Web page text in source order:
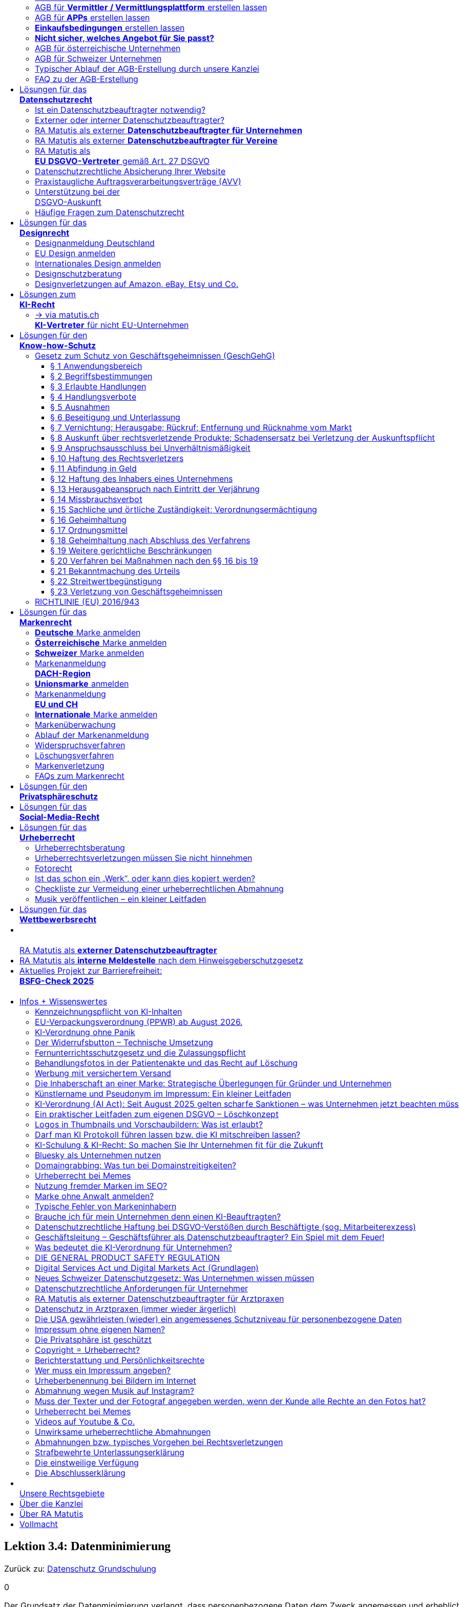
AGB für Vermittler / Vermittlungsplattform erstellen lassen
AGB für APPs erstellen lassen
Einkaufsbedingungen erstellen lassen
Nicht sicher, welches Angebot für Sie passt?
AGB für österreichische Unternehmen
AGB für Schweizer Unternehmen
Typischer Ablauf der AGB-Erstellung durch unsere Kanzlei
FAQ zu der AGB-Erstellung
Lösungen für das
Datenschutzrecht
Ist ein Datenschutzbeauftragter notwendig?
Externer oder interner Datenschutzbeauftragter?
RA Matutis als externer Datenschutzbeauftragter für Unternehmen
RA Matutis als externer Datenschutzbeauftragter für Vereine
RA Matutis als
EU DSGVO-Vertreter gemäß Art. 27 DSGVO
Datenschutzrechtliche Absicherung Ihrer Website
Praxistaugliche Auftragsverarbeitungsverträge (AVV)
Unterstützung bei der
DSGVO-Auskunft
Häufige Fragen zum Datenschutzrecht
Lösungen für das
Designrecht
Designanmeldung Deutschland
EU Design anmelden
Internationales Design anmelden
Designschutzberatung
Designverletzungen auf Amazon, eBay, Etsy und Co.
Lösungen zum
KI-Recht
-> via matutis.ch
KI-Vertreter für nicht EU-Unternehmen
Lösungen für den
Know-how-Schutz
Gesetz zum Schutz von Geschäftsgeheimnissen (GeschGehG)
§ 1 Anwendungsbereich
§ 2 Begriffsbestimmungen
§ 3 Erlaubte Handlungen
§ 4 Handlungsverbote
§ 5 Ausnahmen
§ 6 Beseitigung und Unterlassung
§ 7 Vernichtung; Herausgabe; Rückruf; Entfernung und Rücknahme vom Markt
§ 8 Auskunft über rechtsverletzende Produkte; Schadensersatz bei Verletzung der Auskunftspflicht
§ 9 Anspruchsausschluss bei Unverhältnismäßigkeit
§ 10 Haftung des Rechtsverletzers
§ 11 Abfindung in Geld
§ 12 Haftung des Inhabers eines Unternehmens
§ 13 Herausgabeanspruch nach Eintritt der Verjährung
§ 14 Missbrauchsverbot
§ 15 Sachliche und örtliche Zuständigkeit; Verordnungsermächtigung
§ 16 Geheimhaltung
§ 17 Ordnungsmittel
§ 18 Geheimhaltung nach Abschluss des Verfahrens
§ 19 Weitere gerichtliche Beschränkungen
§ 20 Verfahren bei Maßnahmen nach den §§ 16 bis 19
§ 21 Bekanntmachung des Urteils
§ 22 Streitwertbegünstigung
§ 23 Verletzung von Geschäftsgeheimnissen
RICHTLINIE (EU) 2016/943
Lösungen für das
Markenrecht
Deutsche Marke anmelden
Österreichische Marke anmelden
Schweizer Marke anmelden
Markenanmeldung
DACH-Region
Unionsmarke anmelden
Markenanmeldung
EU und CH
Internationale Marke anmelden
Markenüberwachung
Ablauf der Markenanmeldung
Widerspruchsverfahren
Löschungsverfahren
Markenverletzung
FAQs zum Markenrecht
Lösungen für den
Privatsphäreschutz
Lösungen für das
Social-Media-Recht
Lösungen für das
Urheberrecht
Urheberrechtsberatung
Urheberrechtsverletzungen müssen Sie nicht hinnehmen
Fotorecht
Ist das schon ein „Werk“, oder kann dies kopiert werden?
Checkliste zur Vermeidung einer urheberrechtlichen Abmahnung
Musik veröffentlichen – ein kleiner Leitfaden
Lösungen für das
Wettbewerbsrecht
RA Matutis als externer Datenschutzbeauftragter
RA Matutis als interne Meldestelle nach dem Hinweisgeberschutzgesetz
Aktuelles Projekt zur Barrierefreiheit:
BSFG-Check 2025
Infos + Wissenswertes
Kennzeichnungspflicht von KI-Inhalten
EU-Verpackungsverordnung (PPWR) ab August 2026.
KI-Verordnung ohne Panik
Der Widerrufsbutton – Technische Umsetzung
Fernunterrichtsschutzgesetz und die Zulassungspflicht
Behandlungsfotos in der Patientenakte und das Recht auf Löschung
Werbung mit versichertem Versand
Die Inhaberschaft an einer Marke: Strategische Überlegungen für Gründer und Unternehmen
Künstlername und Pseudonym im Impressum: Ein kleiner Leitfaden
KI-Verordnung (AI Act): Seit August 2025 gelten scharfe Sanktionen – was Unternehmen jetzt beachten
Ein praktischer Leitfaden zum eigenen DSGVO – Löschkonzept
Logos in Thumbnails und Vorschaubildern: Was ist erlaubt?
Darf man KI Protokoll führen lassen bzw. die KI mitschreiben lassen?
KI-Schulung & KI-Recht: So machen Sie Ihr Unternehmen fit für die Zukunft
Bluesky als Unternehmen nutzen
Domaingrabbing: Was tun bei Domainstreitigkeiten?
Urheberrecht bei Memes
Nutzung fremder Marken im SEO?
Marke ohne Anwalt anmelden?
Typische Fehler von Markeninhabern
Brauche ich für mein Unternehmen denn einen KI-Beauftragten?
Datenschutzrechtliche Haftung bei DSGVO-Verstößen durch Beschäftigte (sog. Mitarbeiterexzess)
Geschäftsleitung – Geschäftsführer als Datenschutzbeauftragter? Ein Spiel mit dem Feuer!
Was bedeutet die KI-Verordnung für Unternehmen?
DIE GENERAL PRODUCT SAFETY REGULATION
Digital Services Act und Digital Markets Act (Grundlagen)
Neues Schweizer Datenschutzgesetz: Was Unternehmen wissen müssen
Datenschutzrechtliche Anforderungen für Unternehmer
RA Matutis als externer Datenschutzbeauftragter für Arztpraxen
Datenschutz in Arztpraxen (immer wieder ärgerlich)
Die USA gewährleisten (wieder) ein angemessenes Schutzniveau für personenbezogene Daten
Impressum ohne eigenen Namen?
Die Privatsphäre ist geschützt
Copyright = Urheberrecht?
Berichterstattung und Persönlichkeitsrechte
Wer muss ein Impressum angeben?
Urheberbenennung bei Bildern im Internet
Abmahnung wegen Musik auf Instagram?
Muss der Texter und der Fotograf angegeben werden, wenn der Kunde alle Rechte an den Fotos hat?
Urheberrecht bei Memes
Videos auf Youtube & Co.
Unwirksame urheberrechtliche Abmahnungen
Abmahnungen bzw. typisches Vorgehen bei Rechtsverletzungen
Strafbewehrte Unterlassungserklärung
Die einstweilige Verfügung
Die Abschlusserklärung
Unsere Rechtsgebiete
Über die Kanzlei
Über RA Matutis
Vollmacht
Lektion 3.4: Datenminimierung
Zurück zu: Datenschutz Grundschulung
0